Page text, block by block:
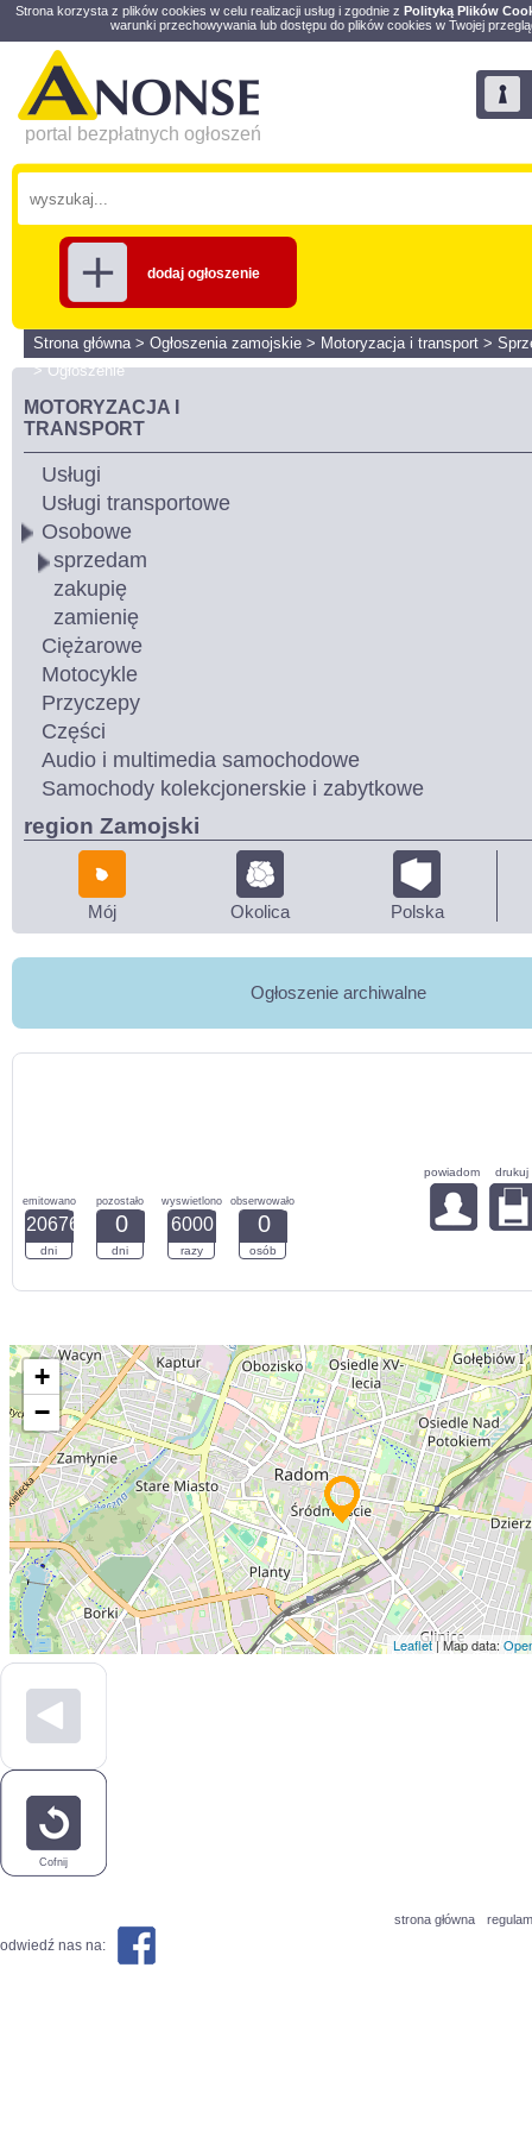
Strona korzysta z plików cookies w celu realizacji usług i zgodnie z Polityką Plików
warunki przechowywania lub dostępu do plików cookies w Twojej
portal bezpłatnych ogłoszeń
dodaj ogłoszenie
Strona główna> Ogłoszenia zamojskie > Motoryzacja i transport >
>Ogłoszenie
MOTORYZACJA I
TRANSPORT
Usługi
Usługi transportowe
Osobowe
sprzedam
zakupię
zamienię
Ciężarowe
Motocykle
Przyczepy
Części
Audio i multimedia samochodowe
Samochody kolekcjonerskie i zabytkowe
region Zamojski
Mój Okolica Polska
Ogłoszenie archiwalne
emitowano
20676
dni
pozostało
0
dni
wyswietlono
6000
razy
obserwowało
0
osób
powiadom drukuj
+
−
Leaflet| Map data:
Cofnij
strona główna
odwiedź nas na: